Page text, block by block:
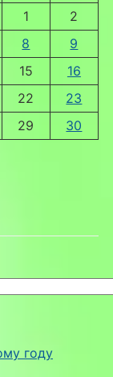
1
2
8
9
15
16
22
23
29 30
году